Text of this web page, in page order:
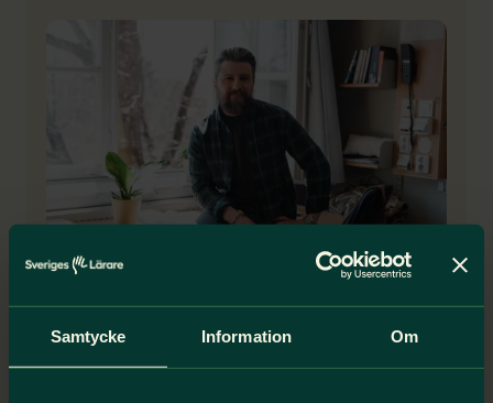
Samtycke Information Om
Sveriges Lärare nära dig
vilken förening du tillhör beror på var du
jobbar. Om du loggar in med BankID på Mina